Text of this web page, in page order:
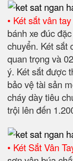
• Két sắt vân
bánh xe đúc
chuyển. Két sắt
quan trọng và
ý. Két sắt được
bảo vệ tài sản
cháy dày tiêu
trội lên đến
• Két Sắt Vân